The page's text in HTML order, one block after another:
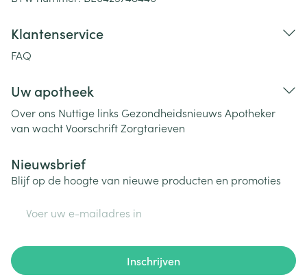
Klantenservice
FAQ
Uw apotheek
Over ons Nuttige links Gezondheidsnieuws Apotheker
van wachtVoorschriftZorgtarieven
Nieuwsbrief
Blijf op de hoogte van nieuwe producten en promoties
Inschrijven